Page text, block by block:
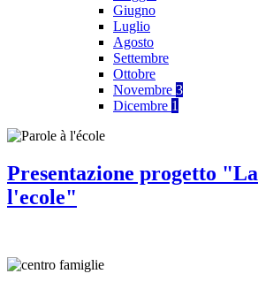
Giugno
Luglio
Agosto
Settembre
Ottobre
Novembre 3
Dicembre 1
Presentazione progetto
l'ecole"